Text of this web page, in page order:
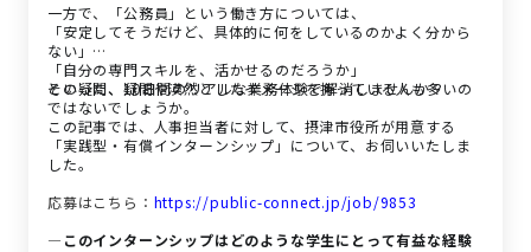
一方で、「公務員」という働き方については、
「安定してそうだけど、具体的に何をしているのかよく分から
ない」
「自分の専門スキルを、活かせるのだろうか」
といった、疑問や漠然としたイメージを持っている人も多いの
ではないでしょうか。
その疑問、10日間のリアルな業務体験で解消しませんか？
この記事では、人事担当者に対して、摂津市役所が用意する
「実践型・有償インターンシップ」について、お伺いいたしま
した。
応募はこちら： https://public-connect.jp/job/9853
―このインターンシップはどのような学生にとって有益な経験